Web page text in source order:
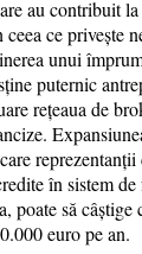
au contribuit la
ce privește
unui
puternic
rețeaua de
în sistem
poate să câștige
euro pe an.